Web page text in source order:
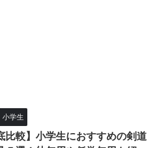
小学生
比較】小学生におすすめの剣道